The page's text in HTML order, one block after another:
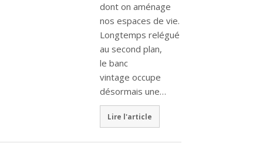
dont on aménage
nos espaces de vie.
Longtemps relégué
au second plan,
le banc
vintage occupe
désormais une…
Lire l'article